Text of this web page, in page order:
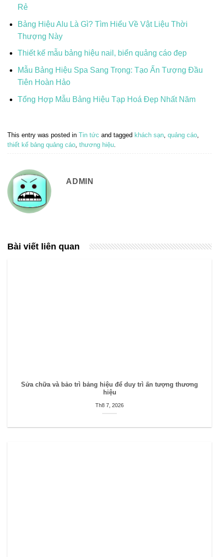
Rẻ
Bảng Hiệu Alu Là Gì? Tìm Hiểu Về Vật Liệu Thời
Thượng Này
Thiết kế mẫu bảng hiệu nail, biển quảng cáo đẹp
Mẫu Bảng Hiệu Spa Sang Trọng: Tạo Ấn Tượng Đầu
Tiên Hoàn Hảo
Tổng Hợp Mẫu Bảng Hiệu Tạp Hoá Đẹp Nhất Năm
This entry was posted in Tin tức and tagged khách sạn quảng cáo
thiết kế bảng quảng cáo thương hiệu
ADMIN
Bài viết liên quan
Sửa chữa và bảo trì bảng hiệu để duy trì ấn tượng thương
hiệu
Th8 7, 2026